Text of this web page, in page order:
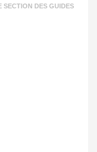
g
SECTION DES GUIDES